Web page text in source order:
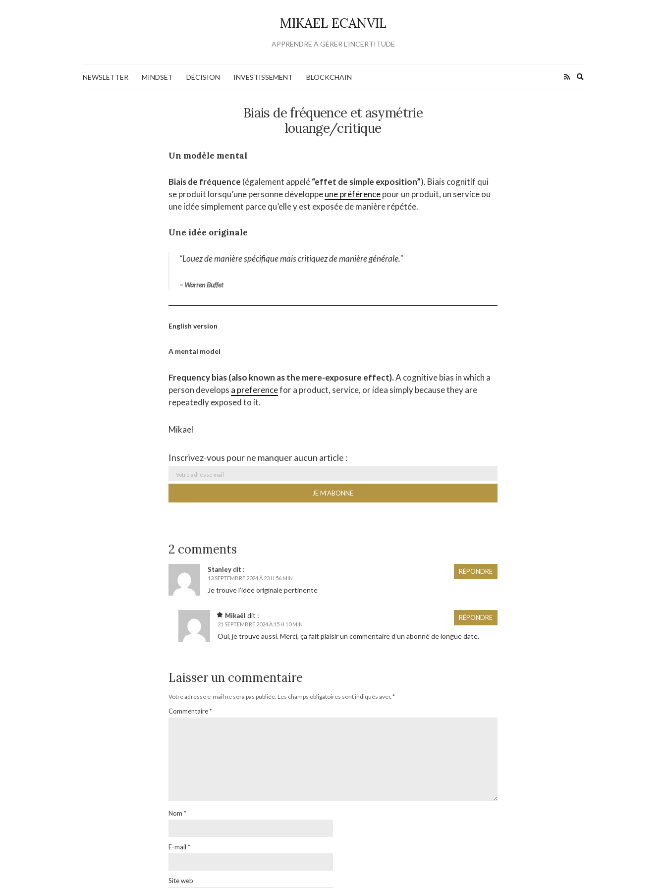
MIKAEL ECANVIL
APPRENDRE À GÉRER L'INCERTITUDE
NEWSLETTER MINDSET DÉCISION INVESTISSEMENT BLOCKCHAIN
Biais de fréquence et asymétrie
louange/critique
Un modèle mental
Biais de fréquence (également appelé“effet de simple exposition”). Biais cognitif qui
se produit lorsqu’une personne développeune préférencepour un produit, un service ou
une idée simplement parce qu’elle y est exposée de manière répétée.
Une idée originale
“Louez de manière spécifique mais critiquez de manière générale.”
– Warren Buffet
English version
A mental model
Frequency bias (also known as the mere-exposure effect).A cognitive bias in which a
person develops a preferencefor a product, service, or idea simply because they are
repeatedly exposed to it.
Mikael
Inscrivez-vous pour ne manquer aucun article :
2 comments
Stanley dit :
13 SEPTEMBRE 2024 À 23 H 56 MIN
Je trouve l’idée originale pertinente
RÉPONDRE
Mikaël dit :
21 SEPTEMBRE 2024 À 15 H 10 MIN
Oui, je trouve aussi. Merci, ça fait plaisir un commentaire d’un abonné de longue date.
RÉPONDRE
Laisser un commentaire
Votre adresse e-mail ne sera pas publiée. Les champs obligatoires sont indiqués avec*
Commentaire*
Nom*
E-mail*
Site web